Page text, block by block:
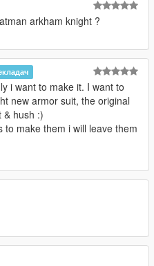
arkham knight ?
i want to make it. I want to
new armor suit, the original
& hush :)
to make them i will leave them